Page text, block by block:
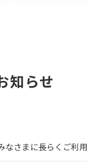
知らせ
なさまに長らくご利